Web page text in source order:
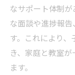
なサポート体制
な面談や進捗報
す。これにより
き、家庭と教室
ます。